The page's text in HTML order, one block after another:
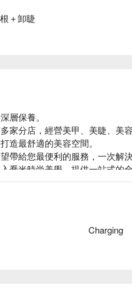
＋卸睫
層保養。
家分店，經營美甲、美睫、美
造最舒適的美容空間。
帶給您最便利的服務，一次解
喬米時尚美學，提供一站式的全
民權西路站，有晴光市場也有
番。
Charging